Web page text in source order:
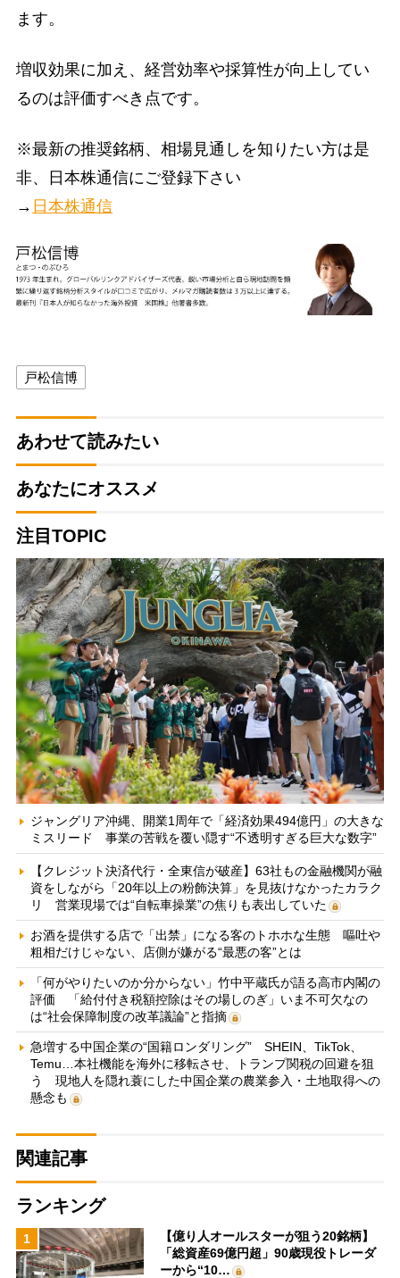
ます。
増収効果に加え、経営効率や採算性が向上してい
るのは評価すべき点です。
※最新の推奨銘柄、相場見通しを知りたい方は是
非、日本株通信にご登録下さい
→ 日本株通信
戸松信博
あわせて読みたい
あなたにオススメ
注目TOPIC
ジャングリア沖縄、開業1周年で「経済効果494億円」の大きな
ミスリード 事業の苦戦を覆い隠す“不透明すぎる巨大な数字”
【クレジット決済代行・全東信が破産】63社もの金融機関が融
資をしながら「20年以上の粉飾決算」を見抜けなかったカラク
リ 営業現場では“自転車操業”の焦りも表出していた
お酒を提供する店で「出禁」になる客のトホホな生態 嘔吐や
粗相だけじゃない、店側が嫌がる“最悪の客”とは
「何がやりたいのか分からない」竹中平蔵氏が語る高市内閣の
評価 「給付付き税額控除はその場しのぎ」いま不可欠なの
は“社会保障制度の改革議論”と指摘
急増する中国企業の“国籍ロンダリング” SHEIN、TikTok、
Temu…本社機能を海外に移転させ、トランプ関税の回避を狙
う 現地人を隠れ蓑にした中国企業の農業参入・土地取得への
懸念も
関連記事
ランキング
1
【億り人オールスターが狙う20銘柄】
「総資産69億円超」90歳現役トレーダ
ーから“10…